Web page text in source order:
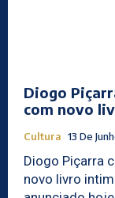
Diogo
com novo
Cultura 13 De
Diogo Piçarra
novo livro